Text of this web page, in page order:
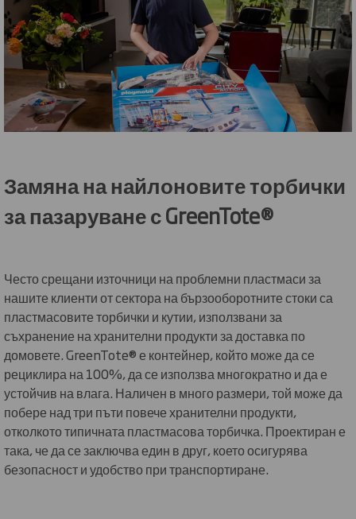
Замяна на найлоновите торбички
за пазаруване с GreenTote®
Често срещани източници на проблемни пластмаси за
нашите клиенти от сектора на бързооборотните стоки са
пластмасовите торбички и кутии, използвани за
съхранение на хранителни продукти за доставка по
домовете. GreenTote® е контейнер, който може да се
рециклира на 100%, да се използва многократно и да е
устойчив на влага. Наличен в много размери, той може да
побере над три пъти повече хранителни продукти,
отколкото типичната пластмасова торбичка. Проектиран е
така, че да се заключва един в друг, което осигурява
безопасност и удобство при транспортиране.